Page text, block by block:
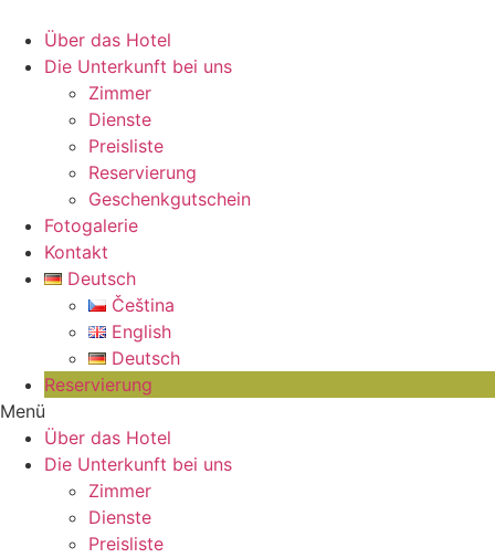
Über das Hotel
Die Unterkunft bei uns
Zimmer
Dienste
Preisliste
Reservierung
Geschenkgutschein
Fotogalerie
Kontakt
Deutsch
Čeština
English
Deutsch
Reservierung
Menü
Über das Hotel
Die Unterkunft bei uns
Zimmer
Dienste
Preisliste